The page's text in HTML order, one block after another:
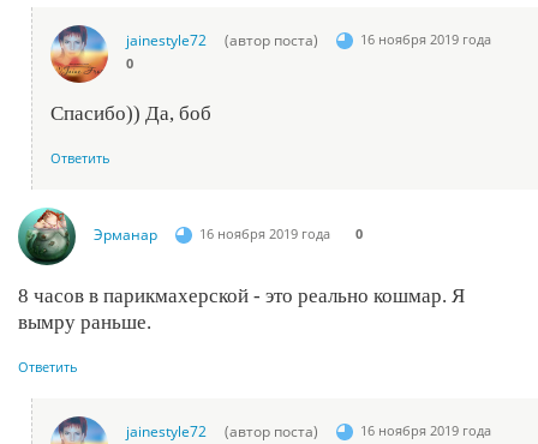
jainestyle72 (автор поста)
16 ноября 2019 года
0
Спасибо)) Да, боб
Ответить
Эрманар 16 ноября 2019 года 0
8 часов в парикмахерской - это реально кошмар. Я
вымру раньше.
Ответить
jainestyle72 (автор поста)
16 ноября 2019 года